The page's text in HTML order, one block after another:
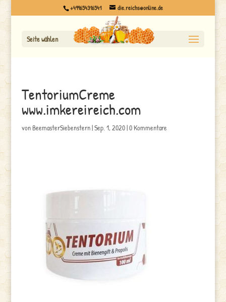
+499654316541 die.reichs@online.de
Seite wählen
TentoriumCreme
www.imkereireich.com
vonBeemasterSiebenstern|Sep. 1, 2020|0 Kommentare